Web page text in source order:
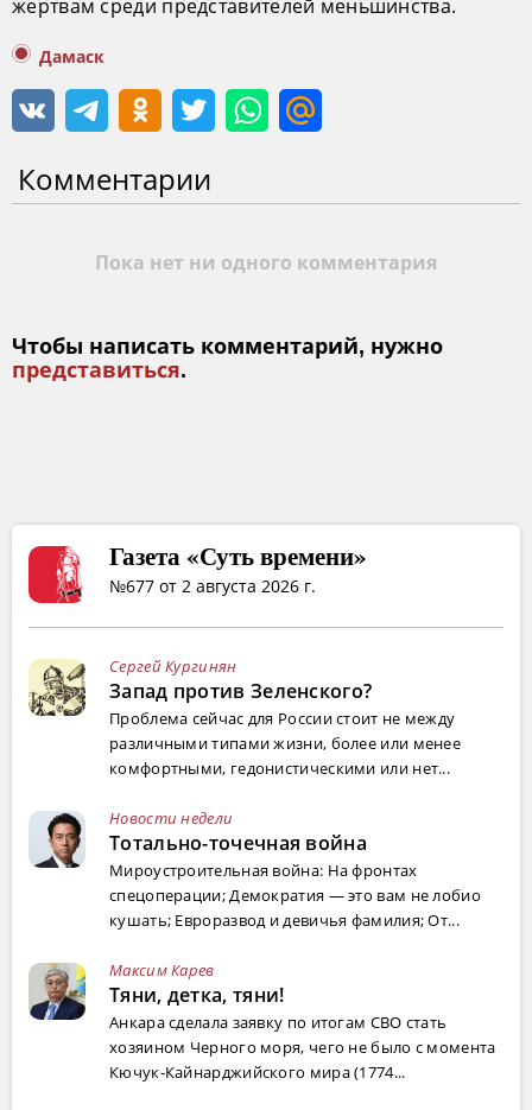
жертвам среди представителей меньшинства.
Дамаск
Комментарии
Пока нет ни одного комментария
Чтобы написать комментарий, нужно
представиться.
Газета «Суть времени»
№677 от 2 августа 2026 г.
Сергей Кургинян
Запад против Зеленского?
Проблема сейчас для России стоит не между
различными типами жизни, более или менее
комфортными, гедонистическими или нет...
Новости недели
Тотально-точечная война
Мироустроительная война: На фронтах
спецоперации; Демократия — это вам не лобио
кушать; Евроразвод и девичья фамилия; От...
Максим Карев
Тяни, детка, тяни!
Анкара сделала заявку по итогам СВО стать
хозяином Черного моря, чего не было с момента
Кючук-Кайнарджийского мира (1774...